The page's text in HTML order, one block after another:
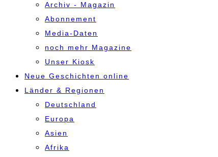
Archiv - Magazin
Abonnement
Media-Daten
noch mehr Magazine
Unser Kiosk
Neue Geschichten online
Länder & Regionen
Deutschland
Europa
Asien
Afrika